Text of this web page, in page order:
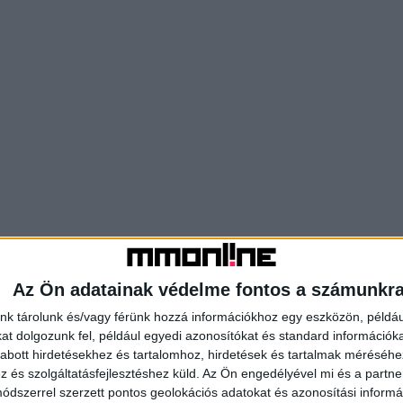
Az Ön adatainak védelme fontos a
tárolunk és/vagy férünk hozzá információkhoz egy eszközön,
dolgozunk fel, például egyedi azonosítókat és standard
hirdetésekhez és tartalomhoz, hirdetések és tartalmak
és szolgáltatásfejlesztéshez küld. Az Ön engedélyével mi és a
szerzett pontos geolokációs adatokat és azonosítási